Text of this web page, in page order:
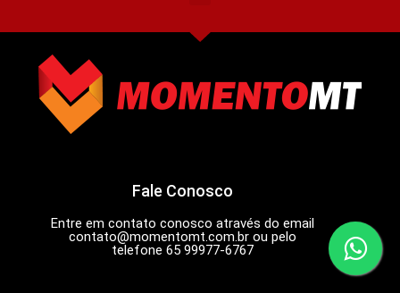
Fale Conosco
Entre em contato conosco através do email
contato@momentomt.com.brou pelo
telefone 65 99977-6767